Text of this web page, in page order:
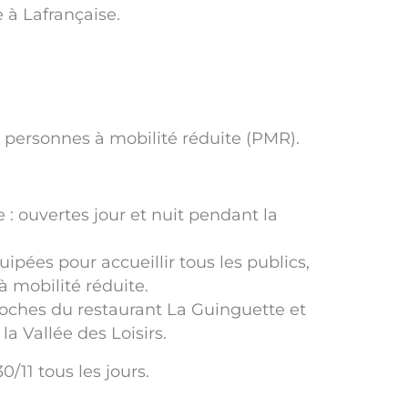
Lafrançaise.
à mobilité réduite (PMR).
: ouvertes jour et nuit pendant la
pour accueillir tous les publics,
mobilité réduite.
du restaurant La Guinguette et
Vallée des Loisirs.
11 tous les jours.